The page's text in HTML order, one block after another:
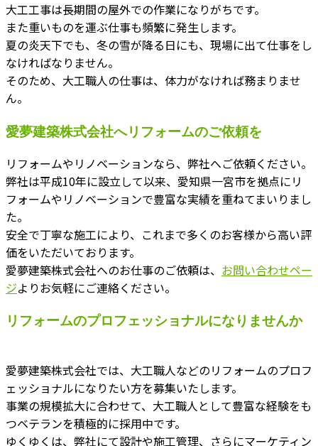
大工工事は長期間の屋外での作業になりがちです。
また重いものを運ぶ仕事も頻繁に発生します。
夏の炎天下でも、冬の雪が降る日にも、現場に出て仕事をし
なければなりません。
そのため、大工職人の仕事は、体力がなければ務まりませ
ん。
愛夢建築株式会社へリフォームのご依頼を
リフォームやリノベーションなら、弊社へご依頼ください。
弊社は平成10年に設立して以来、愛知県一宮市を拠点にリ
フォームやリノベーションで豊富な実績を重ねてまいりまし
た。
安全で丁寧な施工により、これまで多くのお客様から高い評
価をいただいております。
愛夢建築株式会社へのお仕事のご依頼は、 お問い合わせペー
ジよりお気軽にご連絡ください。
リフォームのプロフェッショナルになりませんか
愛夢建築株式会社では、大工職人などのリフォームのプロフ
ェッショナルになりたい方を募集いたします。
事業の規模拡大に合わせて、大工職人として豊富な経験をも
つベテランを積極的に採用中です。
ゆくゆくは、弊社にて設計や施工管理、さらにマーケティン